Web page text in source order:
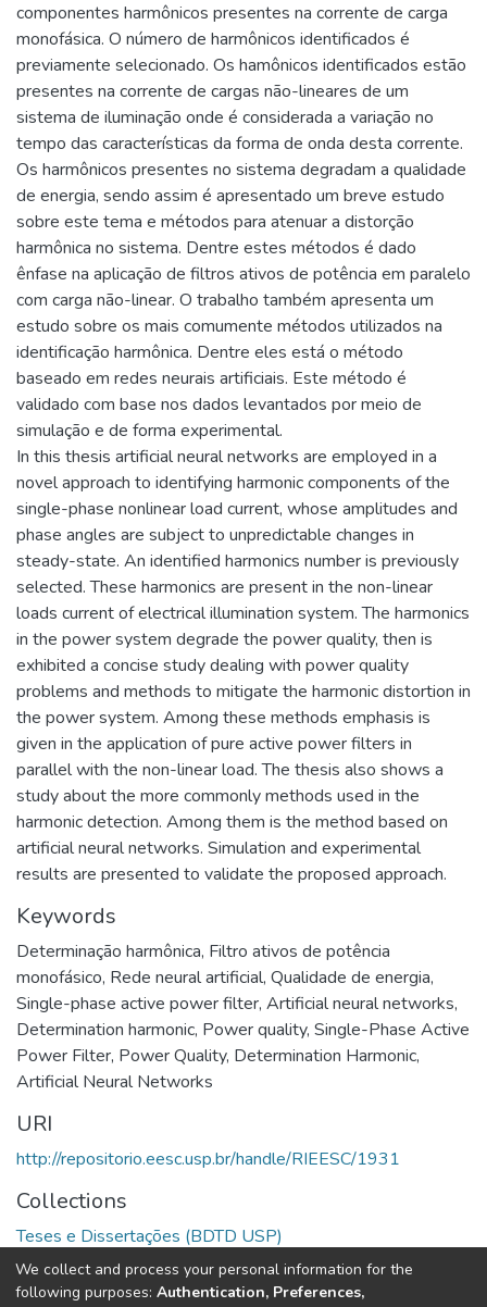
componentes harmônicos presentes na corrente de carga
monofásica. O número de harmônicos identificados é
previamente selecionado. Os hamônicos identificados estão
presentes na corrente de cargas não-lineares de um
sistema de iluminação onde é considerada a variação no
tempo das características da forma de onda desta corrente.
Os harmônicos presentes no sistema degradam a qualidade
de energia, sendo assim é apresentado um breve estudo
sobre este tema e métodos para atenuar a distorção
harmônica no sistema. Dentre estes métodos é dado
ênfase na aplicação de filtros ativos de potência em paralelo
com carga não-linear. O trabalho também apresenta um
estudo sobre os mais comumente métodos utilizados na
identificação harmônica. Dentre eles está o método
baseado em redes neurais artificiais. Este método é
validado com base nos dados levantados por meio de
simulação e de forma experimental.
In this thesis artificial neural networks are employed in a
novel approach to identifying harmonic components of the
single-phase nonlinear load current, whose amplitudes and
phase angles are subject to unpredictable changes in
steady-state. An identified harmonics number is previously
selected. These harmonics are present in the non-linear
loads current of electrical illumination system. The harmonics
in the power system degrade the power quality, then is
exhibited a concise study dealing with power quality
problems and methods to mitigate the harmonic distortion in
the power system. Among these methods emphasis is
given in the application of pure active power filters in
parallel with the non-linear load. The thesis also shows a
study about the more commonly methods used in the
harmonic detection. Among them is the method based on
artificial neural networks. Simulation and experimental
results are presented to validate the proposed approach.
Keywords
Determinação harmônica, Filtro ativos de potência
monofásico, Rede neural artificial, Qualidade de energia,
Single-phase active power filter, Artificial neural networks,
Determination harmonic, Power quality, Single-Phase Active
Power Filter, Power Quality, Determination Harmonic,
Artificial Neural Networks
URI
http://repositorio.eesc.usp.br/handle/RIEESC/1931
Collections
Teses e Dissertações (BDTD USP)
Full item page
We collect and process your personal information for the
following purposes: Authentication, Preferences,